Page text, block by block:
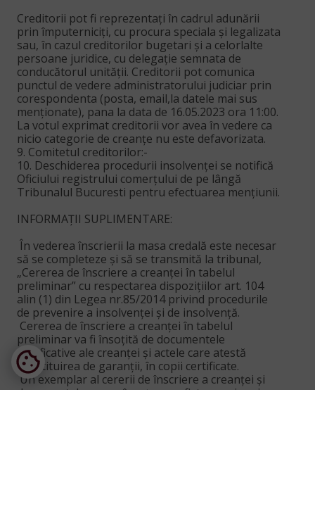
Creditorii pot fi reprezentați în cadrul adunării
prin împuterniciți, cu procura speciala şi legalizata
sau, în cazul creditorilor bugetari şi a celorlalte
persoane juridice, cu delegație semnata de
conducătorul unității. Creditorii pot comunica
punctul de vedere administratorului judiciar prin
corespondenta (posta, email,la datele mai sus
menţionate), pana la data de 16.05.2023 ora 11:00.
La votul exprimat creditorii vor avea în vedere ca
nicio categorie de creanţe nu este defavorizata.
9. Comitetul creditorilor:-
10. Deschiderea procedurii insolvenței se notifică
Oficiului registrului comerțului de pe lângă
Tribunalul Bucuresti pentru efectuarea mențiunii.
INFORMAŢII SUPLIMENTARE:
 În vederea înscrierii la masa credală este necesar
să se completeze şi să se transmită la tribunal,
„Cererea de înscriere a creanţei în tabelul
preliminar” cu respectarea dispoziţiilor art. 104
alin (1) din Legea nr.85/2014 privind procedurile
de prevenire a insolvenţei şi de insolvenţă.
 Cererea de înscriere a creanţei în tabelul
preliminar va fi însoţită de documentele
justificative ale creanţei şi actele care atestă
constituirea de garanţii, în copii certificate.
 Un exemplar al cererii de înscriere a creanţei şi
documentele care o însoţesc va fi transmis prin